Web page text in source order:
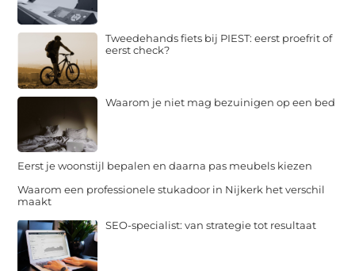
Tweedehands fiets bij PIEST: eerst proefrit of
eerst check?
Waarom je niet mag bezuinigen op een bed
Eerst je woonstijl bepalen en daarna pas meubels kiezen
Waarom een professionele stukadoor in Nijkerk het verschil
maakt
SEO-specialist: van strategie tot resultaat